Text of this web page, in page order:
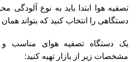
تصفیه هوا ابتدا باید به نوع
دستگاهی را انتخاب کنید که بتواند همان
یک دستگاه تصفیه هوای مناسب و
مشخصات زیر از بازار تهیه کنید: